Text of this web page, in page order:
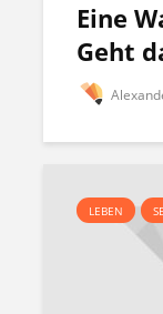
Eine
Geht
LEBEN